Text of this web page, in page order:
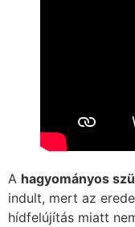
A hagyományos
indult, mert az
hídfelújítás miatt